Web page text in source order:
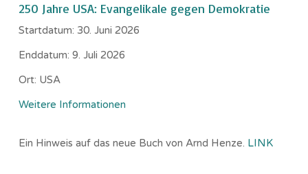
250 Jahre USA: Evangelikale gegen Demokratie
Startdatum: 30. Juni 2026
Enddatum: 9. Juli 2026
Ort: USA
Weitere Informationen
Ein Hinweis auf das neue Buch von Arnd Henze. LINK